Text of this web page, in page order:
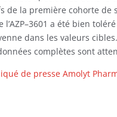
de la première cohorte de
–3601 a été bien
dans les valeurs cibles
complètes sont
de presse Amolyt